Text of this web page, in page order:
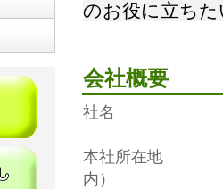
のお役に立ち
会社概要
社名 株
本社所在地 兵
内）